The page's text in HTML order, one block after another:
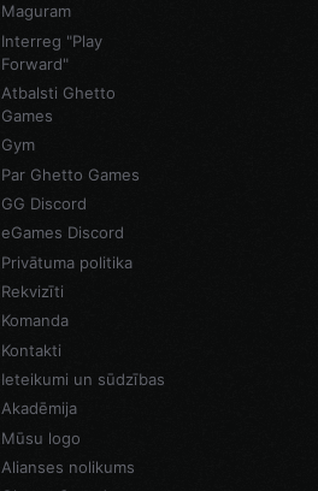
Maguram
Interreg "Play
Forward"
Atbalsti Ghetto
Games
Gym
Par Ghetto Games
GG Discord
eGames Discord
Privātuma politika
Rekvizīti
Komanda
Kontakti
Ieteikumi un sūdzības
Akadēmija
Mūsu logo
Alianses nolikums